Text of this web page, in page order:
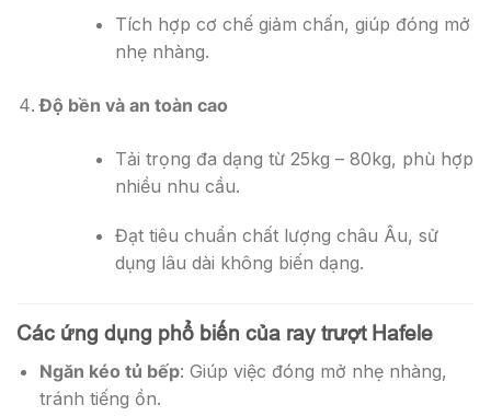
Tích hợp cơ chế giảm chấn, giúp đóng mở
nhẹ nhàng.
Độ bền và an toàn cao
Tải trọng đa dạng từ 25kg – 80kg, phù hợp
nhiều nhu cầu.
Đạt tiêu chuẩn chất lượng châu Âu, sử
dụng lâu dài không biến dạng.
Các ứng dụng phổ biến của ray trượt Hafele
Ngăn kéo tủ bếp: Giúp việc đóng mở nhẹ nhàng,
tránh tiếng ồn.